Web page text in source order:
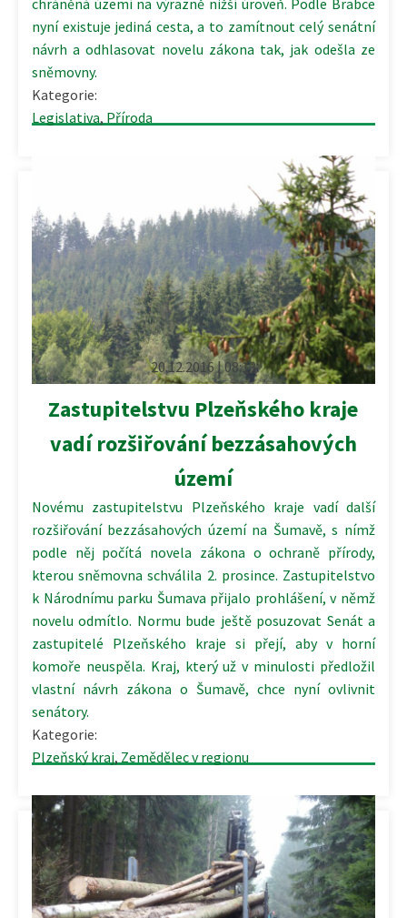
nyní existuje jediná cesta, a to zamítnout celý senátní
návrh a odhlasovat novelu zákona tak, jak odešla ze
sněmovny.
Kategorie:
Legislativa, Příroda
20.12.2016 | 08:13
Zastupitelstvu Plzeňského kraje
vadí rozšiřování bezzásahových
území
Novému zastupitelstvu Plzeňského kraje vadí další
rozšiřování bezzásahových území na Šumavě, s nímž
podle něj počítá novela zákona o ochraně přírody,
kterou sněmovna schválila 2. prosince. Zastupitelstvo
k Národnímu parku Šumava přijalo prohlášení, v němž
novelu odmítlo. Normu bude ještě posuzovat Senát a
zastupitelé Plzeňského kraje si přejí, aby v horní
komoře neuspěla. Kraj, který už v minulosti předložil
vlastní návrh zákona o Šumavě, chce nyní ovlivnit
senátory.
Kategorie:
Plzeňský kraj, Zemědělec v regionu